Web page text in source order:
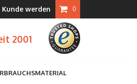
Kunde werden 0
2001